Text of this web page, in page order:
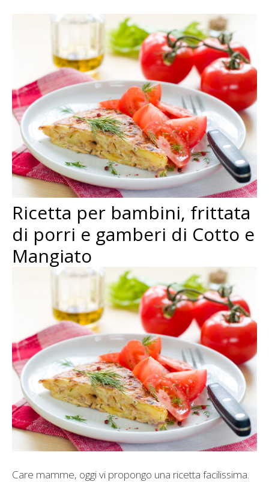
Ricetta per bambini, frittata
di porri e gamberi di Cotto e
Mangiato
Care mamme, oggi vi propongo una ricetta facilissima.